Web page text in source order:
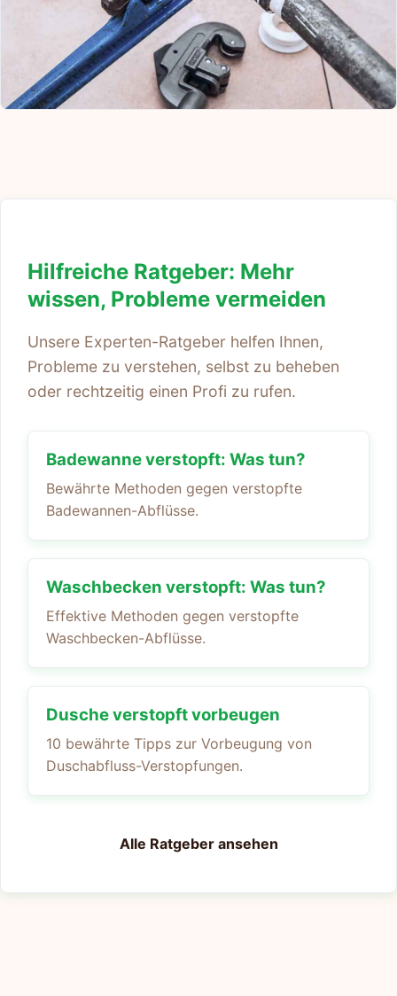
Hilfreiche Ratgeber: Mehr
wissen, Probleme vermeiden
Unsere Experten-Ratgeber helfen Ihnen,
Probleme zu verstehen, selbst zu beheben
oder rechtzeitig einen Profi zu rufen.
Badewanne verstopft: Was tun?
Bewährte Methoden gegen verstopfte
Badewannen-Abflüsse.
Waschbecken verstopft: Was tun?
Effektive Methoden gegen verstopfte
Waschbecken-Abflüsse.
Dusche verstopft vorbeugen
10 bewährte Tipps zur Vorbeugung von
Duschabfluss-Verstopfungen.
Alle Ratgeber ansehen